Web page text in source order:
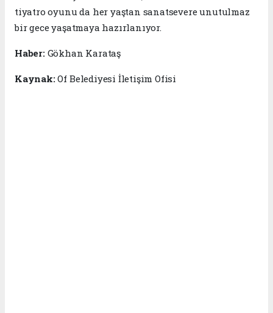
tiyatro oyunu da her yaştan sanatsevere unutulmaz
bir gece yaşatmaya hazırlanıyor.
Haber:Gökhan Karataş
Kaynak:Of Belediyesi İletişim Ofisi